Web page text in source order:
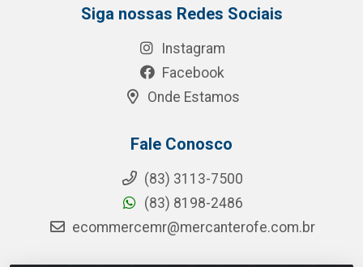
Siga nossas Redes Sociais
Instagram
Facebook
Onde Estamos
Fale Conosco
(83) 3113-7500
(83) 8198-2486
ecommercemr@mercanterofe.com.br